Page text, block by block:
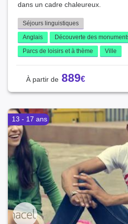
dans un cadre chaleureux.
Séjours linguistiques
Anglais
Découverte des
Parcs de loisirs et à thème
Ville
889
13 - 17 ans